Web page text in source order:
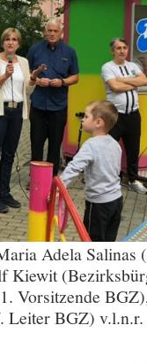
Adela Salinas
Kiewit
Vorsitzende
Leiter BGZ) v.l.n.r.